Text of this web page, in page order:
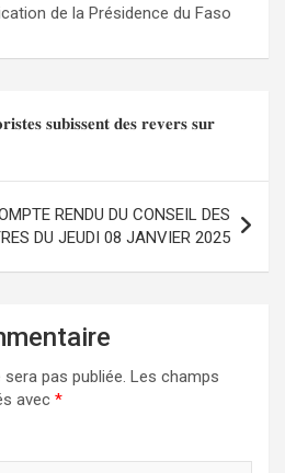
de la Présidence du Faso
𝐬𝐮𝐛𝐢𝐬𝐬𝐞𝐧𝐭 𝐝𝐞𝐬 𝐫𝐞𝐯𝐞𝐫𝐬 𝐬𝐮𝐫
RENDU DU CONSEIL DES
DU JEUDI 08 JANVIER 2025
pas publiée. Les champs
avec *